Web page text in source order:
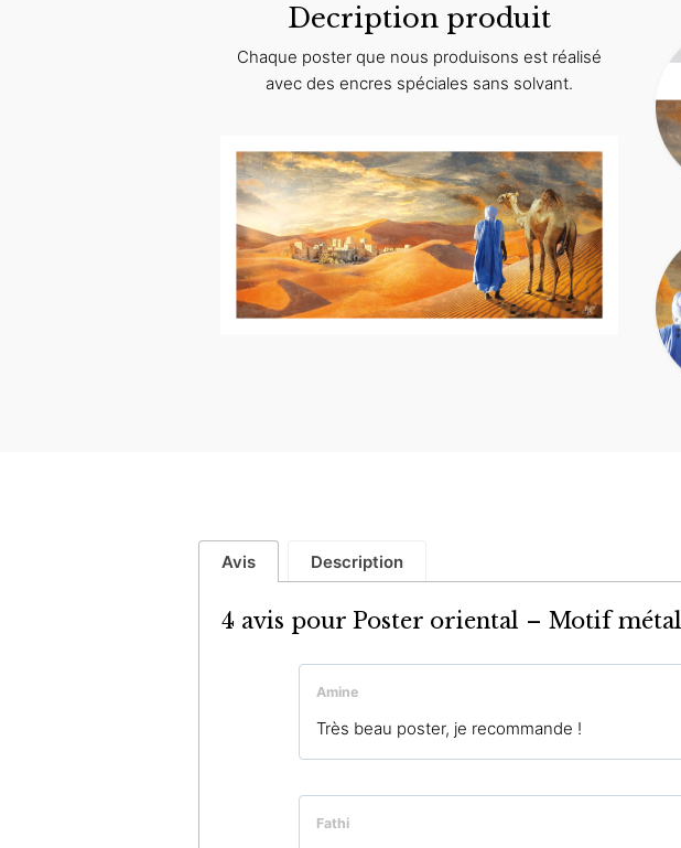
Decription produit
Chaque poster que nous produisons est réalisé
avec des encres spéciales sans solvant.
Avis Description
4 avis pour Poster oriental – Motif métal
Amine
Très beau poster, je recommande !
Fathi